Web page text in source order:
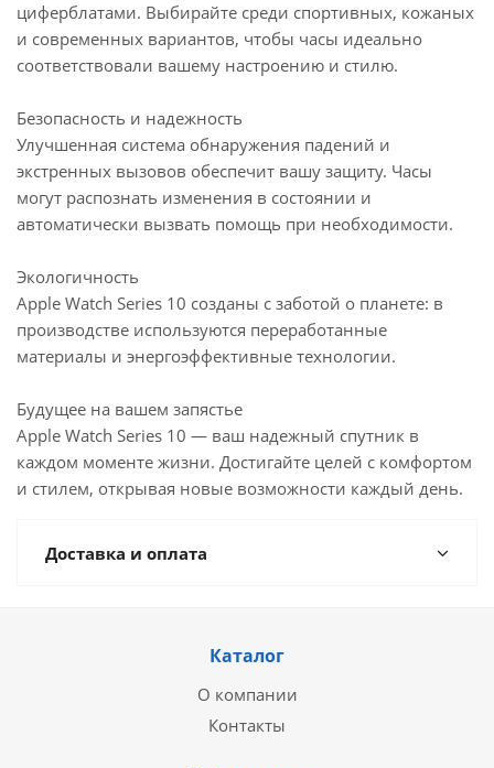
циферблатами. Выбирайте среди спортивных, кожаных
и современных вариантов, чтобы часы идеально
соответствовали вашему настроению и стилю.
Безопасность и надежность
Улучшенная система обнаружения падений и
экстренных вызовов обеспечит вашу защиту. Часы
могут распознать изменения в состоянии и
автоматически вызвать помощь при необходимости.
Экологичность
Apple Watch Series 10 созданы с заботой о планете: в
производстве используются переработанные
материалы и энергоэффективные технологии.
Будущее на вашем запястье
Apple Watch Series 10 — ваш надежный спутник в
каждом моменте жизни. Достигайте целей с комфортом
и стилем, открывая новые возможности каждый день.
Доставка и оплата
Каталог
О компании
Контакты